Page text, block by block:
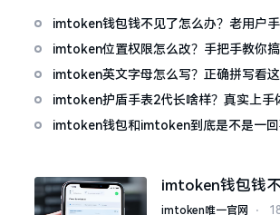
imtoken钱包钱不见了怎么办？老用户手
教你找回
imtoken位置权限怎么改？手把手教你
imtoken英文字母怎么写？正确拼写看
imtoken护盾手表2代长啥样？真实上手
imtoken钱包和imtoken到底是不是一回
imtoken钱包钱
办？老用户手把
imtoken唯一官网 ⋅